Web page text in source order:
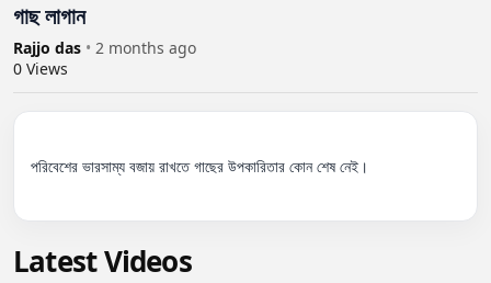
গাছ লাগান
Rajjo das • 2 months ago
0 Views
পরিবেশের ভারসাম্য বজায় রাখতে গাছের উপকারিতার কোন শেষ নেই।
Latest Videos